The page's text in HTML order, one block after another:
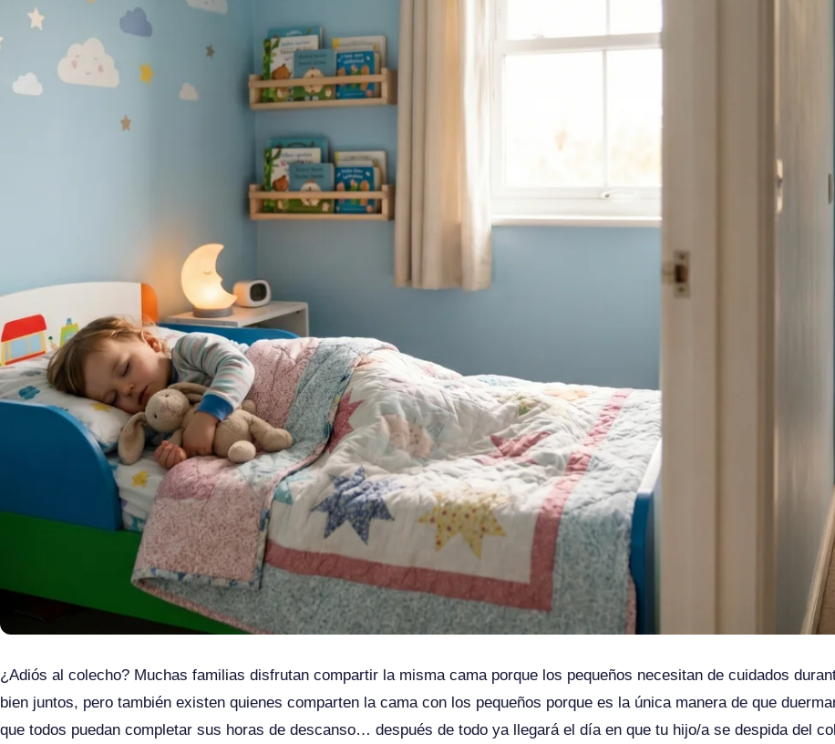
¿Adiós al colecho? Muchas familias disfrutan compartir la misma cama porque los pequeños necesitan de cuidados
bien juntos, pero también existen quienes comparten la cama con los pequeños porque es la única manera de que
que todos puedan completar sus horas de descanso… después de todo ya llegará el día en que tu hijo/a se despida del